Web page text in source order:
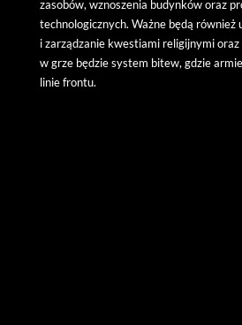
zasobów, wznoszenia budynków oraz
technologicznych. Ważne będą również
i zarządzanie kwestiami religijnymi
w grze będzie system bitew, gdzie
linie frontu.